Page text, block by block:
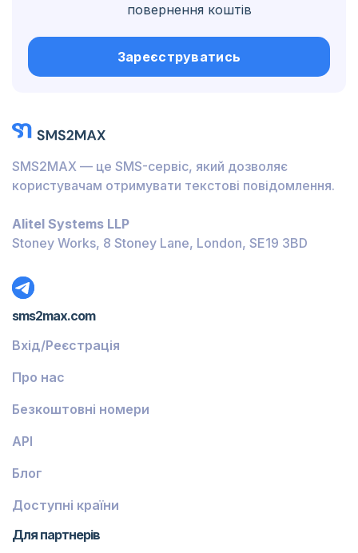
Куба
Барбадос
Бурунді
Багамські Острови
Беліз
Грузія
Греція
Ісландія
Гвінея-Бісау
Ґваделупа
Французька Ґвіана
повернення коштів
Зареєструватись
SMS2MAX — це SMS-сервіс, який дозволяє
користувачам отримувати текстові повідомлення.
Alitel Systems LLP
Stoney Works, 8 Stoney Lane, London, SE19 3BD
sms2max.com
Вхід/Реєстрація
Про нас
Безкоштовні номери
API
Блог
Доступні країни
Для партнерів